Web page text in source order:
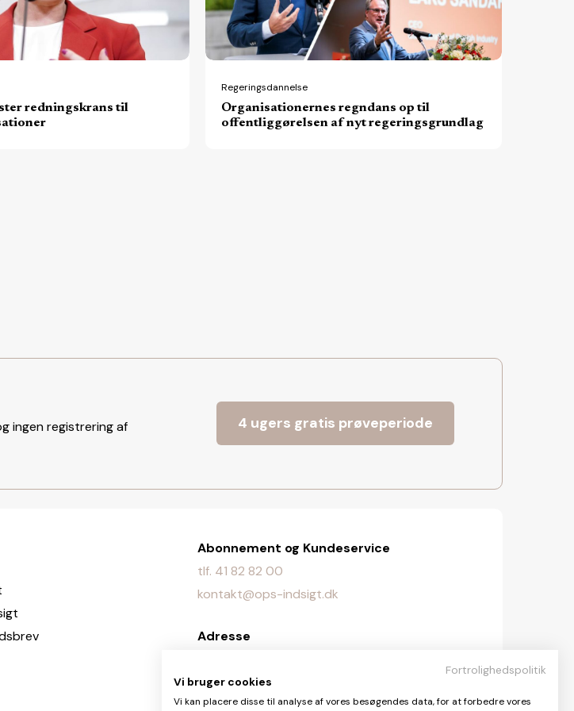
redningskrans til
af
nyt
regeringsgrundlag
Regeringsdannelse
Organisationernes regndans op til
offentliggørelsen af nyt regeringsgrundlag
ingen registrering af
4 ugers gratis prøveperiode
Abonnement og Kundeservice
tlf. 41 82 82 00
kontakt@ops-indsigt.dk
Adresse
Redaktionen
Fortrolighedspolitik
Vi bruger cookies
Vi kan placere disse til analyse af vores besøgendes data, for at forbedre vores